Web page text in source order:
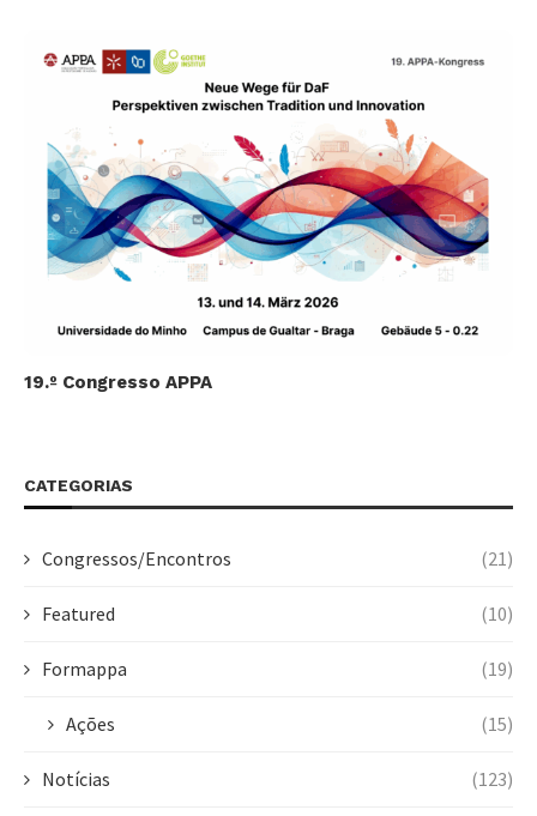
19.º Congresso APPA
CATEGORIAS
Congressos/Encontros (21)
Featured (10)
Formappa (19)
Ações (15)
Notícias (123)